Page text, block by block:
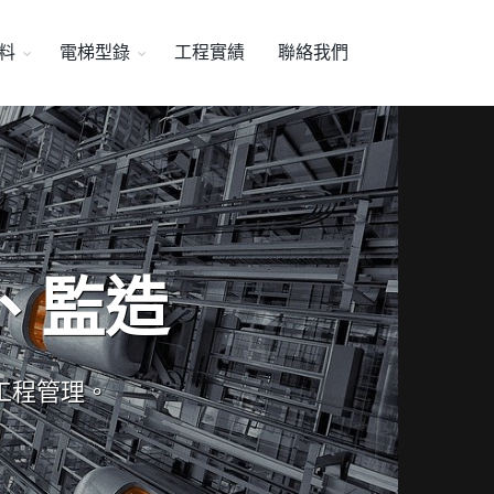
電梯型錄 工程實績 聯絡我們
監造
程管理。